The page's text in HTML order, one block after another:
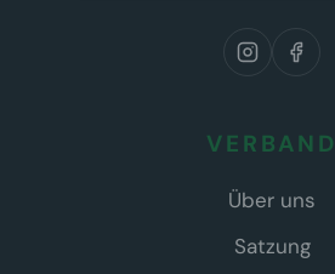
VERBAND
Über uns
Satzung